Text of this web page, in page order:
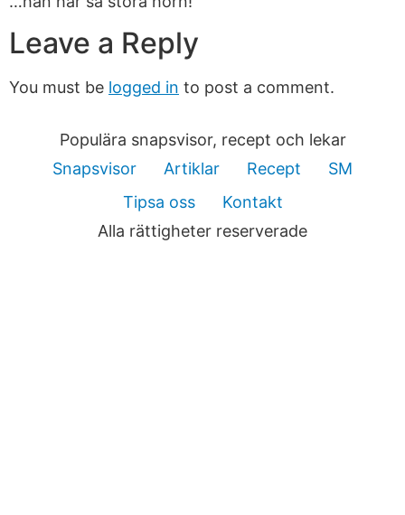
Leave a Reply
You must be logged in to post a comment.
Populära snapsvisor, recept och lekar
Snapsvisor
Artiklar Recept
SM
Tipsa oss
Kontakt
Alla rättigheter reserverade